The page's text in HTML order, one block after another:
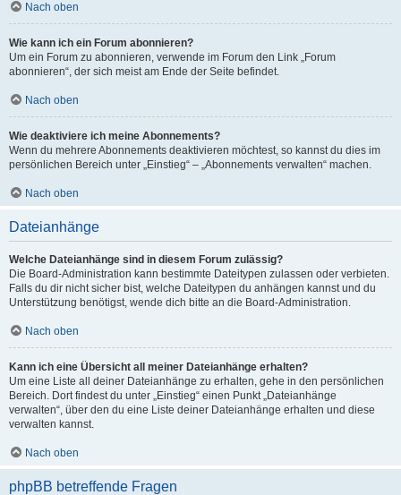
Nach oben
Wie kann ich ein Forum abonnieren?
Um ein Forum zu abonnieren, verwende im Forum den Link „Forum
abonnieren“, der sich meist am Ende der Seite befindet.
Nach oben
Wie deaktiviere ich meine Abonnements?
Wenn du mehrere Abonnements deaktivieren möchtest, so kannst du dies im
persönlichen Bereich unter „Einstieg“ – „Abonnements verwalten“ machen.
Nach oben
Dateianhänge
Welche Dateianhänge sind in diesem Forum zulässig?
Die Board-Administration kann bestimmte Dateitypen zulassen oder verbieten.
Falls du dir nicht sicher bist, welche Dateitypen du anhängen kannst und du
Unterstützung benötigst, wende dich bitte an die Board-Administration.
Nach oben
Kann ich eine Übersicht all meiner Dateianhänge erhalten?
Um eine Liste all deiner Dateianhänge zu erhalten, gehe in den persönlichen
Bereich. Dort findest du unter „Einstieg“ einen Punkt „Dateianhänge
verwalten“, über den du eine Liste deiner Dateianhänge erhalten und diese
verwalten kannst.
Nach oben
phpBB betreffende Fragen